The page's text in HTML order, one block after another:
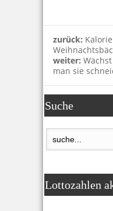
zurück:
weiter:
man sie
Suche
Lottozahlen